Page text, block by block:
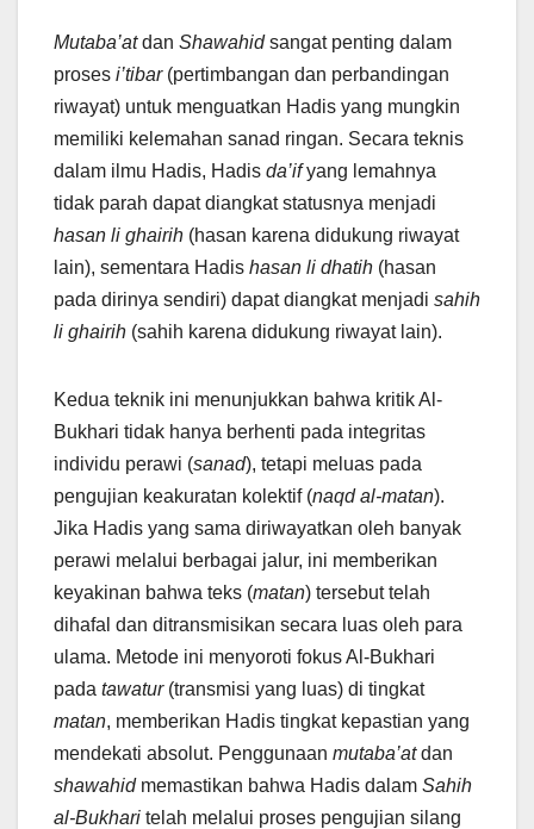
Mutaba’atdan Shawahidsangat penting dalam
proses i’tibar(pertimbangan dan perbandingan
riwayat) untuk menguatkan Hadis yang mungkin
memiliki kelemahan sanad ringan. Secara teknis
dalam ilmu Hadis, Hadis da’ifyang lemahnya
tidak parah dapat diangkat statusnya menjadi
hasan li ghairih (hasan karena didukung riwayat
lain), sementara Hadis hasan li dhatih (hasan
pada dirinya sendiri) dapat diangkat menjadi sahih
li ghairih (sahih karena didukung riwayat lain).
Kedua teknik ini menunjukkan bahwa kritik Al-
Bukhari tidak hanya berhenti pada integritas
individu perawi (sanad), tetapi meluas pada
pengujian keakuratan kolektif (naqd al-matan).
Jika Hadis yang sama diriwayatkan oleh banyak
perawi melalui berbagai jalur, ini memberikan
keyakinan bahwa teks (matan) tersebut telah
dihafal dan ditransmisikan secara luas oleh para
ulama. Metode ini menyoroti fokus Al-Bukhari
pada tawatur(transmisi yang luas) di tingkat
matan, memberikan Hadis tingkat kepastian yang
mendekati absolut. Penggunaan mutaba’atdan
shawahidmemastikan bahwa Hadis dalam Sahih
al-Bukhari telah melalui proses pengujian silang